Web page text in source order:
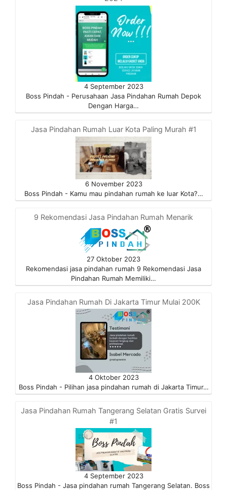
4 September 2023
Boss Pindah - Perusahaan Jasa Pindahan Rumah Depok
Dengan Harga…
Jasa Pindahan Rumah Luar Kota Paling Murah #1
6 November 2023
Boss Pindah - Kamu mau pindahan rumah ke luar Kota?…
9 Rekomendasi Jasa Pindahan Rumah Menarik
27 Oktober 2023
Rekomendasi jasa pindahan rumah 9 Rekomendasi Jasa
Pindahan Rumah Memiliki…
Jasa Pindahan Rumah Di Jakarta Timur Mulai 200K
4 Oktober 2023
Boss Pindah - Pilihan jasa pindahan rumah di Jakarta Timur…
Jasa Pindahan Rumah Tangerang Selatan Gratis Survei
#1
4 September 2023
Boss Pindah - Jasa pindahan rumah Tangerang Selatan. Boss